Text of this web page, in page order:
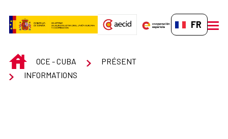
FR-FR
INICIOOCE - CUBA
PRÉSENT
INFORMATIONS